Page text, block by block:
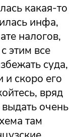
какая-то
инфа,
налогов,
этим все
суда,
и скоро его
вряд
очень
там